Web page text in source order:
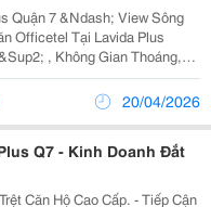
Quận 7 &Ndash; View Sông
, Không Gian Thoáng,
Hợp Vừa Ở Vừa Làm Văn
20/04/2026
Q7 - Kinh Doanh Đắt
Hộ Cao Cấp. - Tiếp Cận